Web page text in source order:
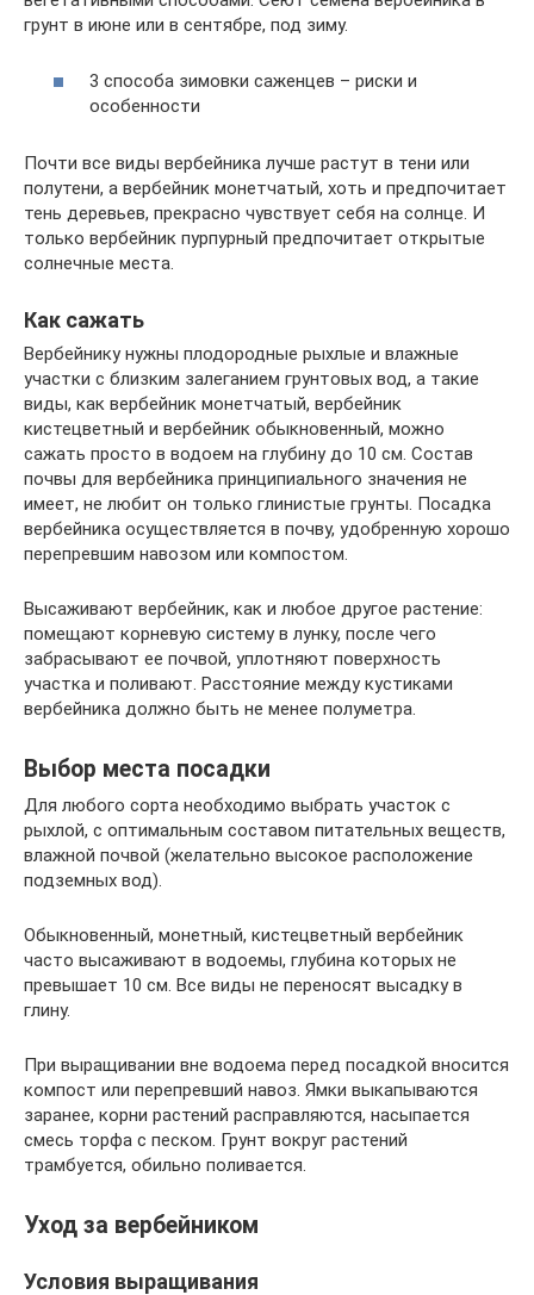
грунт в июне или в сентябре, под зиму.
3 способа зимовки саженцев – риски и
особенности
Почти все виды вербейника лучше растут в тени или
полутени, а вербейник монетчатый, хоть и предпочитает
тень деревьев, прекрасно чувствует себя на солнце. И
только вербейник пурпурный предпочитает открытые
солнечные места.
Как сажать
Вербейнику нужны плодородные рыхлые и влажные
участки с близким залеганием грунтовых вод, а такие
виды, как вербейник монетчатый, вербейник
кистецветный и вербейник обыкновенный, можно
сажать просто в водоем на глубину до 10 см. Состав
почвы для вербейника принципиального значения не
имеет, не любит он только глинистые грунты. Посадка
вербейника осуществляется в почву, удобренную хорошо
перепревшим навозом или компостом.
Высаживают вербейник, как и любое другое растение:
помещают корневую систему в лунку, после чего
забрасывают ее почвой, уплотняют поверхность
участка и поливают. Расстояние между кустиками
вербейника должно быть не менее полуметра.
Выбор места посадки
Для любого сорта необходимо выбрать участок с
рыхлой, с оптимальным составом питательных веществ,
влажной почвой (желательно высокое расположение
подземных вод).
Обыкновенный, монетный, кистецветный вербейник
часто высаживают в водоемы, глубина которых не
превышает 10 см. Все виды не переносят высадку в
глину.
При выращивании вне водоема перед посадкой вносится
компост или перепревший навоз. Ямки выкапываются
заранее, корни растений расправляются, насыпается
смесь торфа с песком. Грунт вокруг растений
трамбуется, обильно поливается.
Уход за вербейником
Условия выращивания